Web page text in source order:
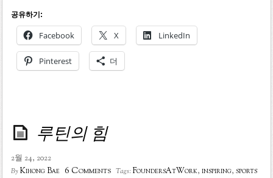
공유하기:
Facebook X LinkedIn
Pinterest 더
루틴의 힘
2월 24, 2022
ByKihong Bae 6 Comments Tags:FoundersAtWork, inspiring, sports